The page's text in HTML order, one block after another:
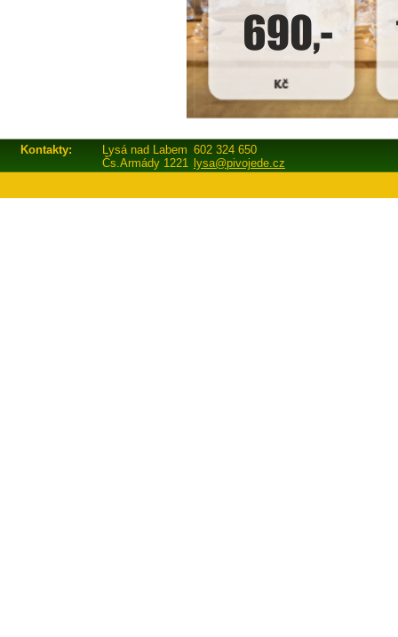
Kontakty: Lysá nad Labem 602 324 650
Čs.Armády 1221 lysa@pivojede.cz